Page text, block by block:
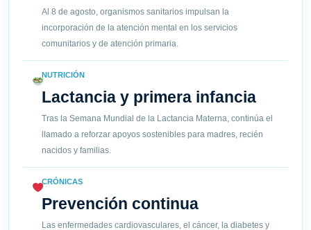
Al 8 de agosto, organismos sanitarios impulsan la
incorporación de la atención mental en los servicios
comunitarios y de atención primaria.
NUTRICIÓN
Lactancia y primera infancia
Tras la Semana Mundial de la Lactancia Materna, continúa el
llamado a reforzar apoyos sostenibles para madres, recién
nacidos y familias.
CRÓNICAS
Prevención continua
Las enfermedades cardiovasculares, el cáncer, la diabetes y